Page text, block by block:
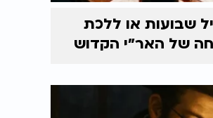
שבועות או ללכת
של האר״י הקדוש